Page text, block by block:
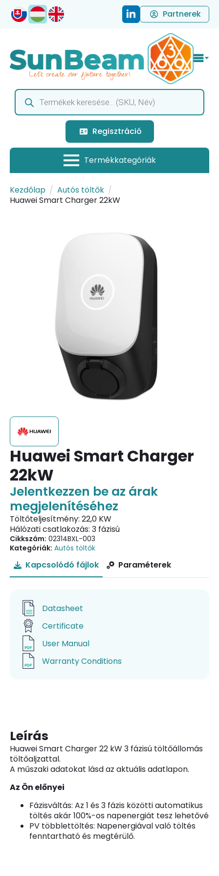
Partnerek
Products
search
Regisztráció
Kezdőlap
Autós töltők
Huawei Smart Charger 22kW
Huawei Smart Charger
22kW
Jelentkezzen be az árak
megjelenítéséhez
Töltőteljesítmény: 22,0 KW
Hálózati csatlakozás: 3 fázisú
Cikkszám: 02314BXL-003
Kategóriák: Autós töltők
Kapcsolódó fájlok Paraméterek
Datasheet
Certificate
User Manual
Warranty Conditions
Leírás
Huawei Smart Charger 22 kW 3 fázisú töltőállomás
töltőaljzattal.
A műszaki adatokat lásd az aktuális adatlapon.
Az Ön előnyei
Fázisváltás: Az 1 és 3 fázis közötti automatikus
töltés akár 100%-os napenergiát tesz lehetővé
PV többlettöltés: Napenergiával való töltés
fenntartható és megtérülő.